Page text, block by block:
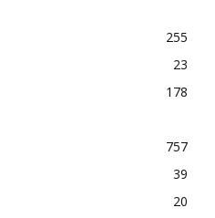
255
23
178
757
39
20